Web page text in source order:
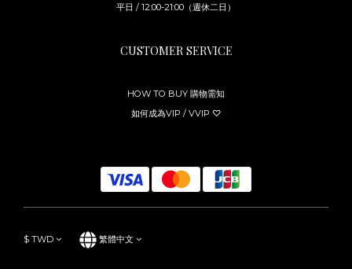
平日 / 12:00-21:00（週休二日）
CUSTOMER SERVICE
HOW TO BUY 購物需知
如何成為VIP / VVIP ♡
$ TWD 繁體中文